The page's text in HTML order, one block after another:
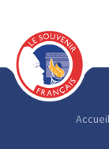
Accueil